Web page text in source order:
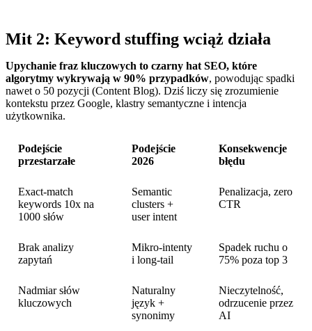
Mit 2: Keyword stuffing wciąż działa
Upychanie fraz kluczowych to czarny hat SEO, które
algorytmy wykrywają w 90% przypadków, powodując spadki
nawet o 50 pozycji (Content Blog). Dziś liczy się zrozumienie
kontekstu przez Google, klastry semantyczne i intencja
użytkownika.
Podejście
przestarzałe
Podejście
2026
Konsekwencje
błędu
Exact-match
keywords 10x na
1000 słów
Semantic
clusters +
user intent
Penalizacja, zero
CTR
Brak analizy
zapytań
Mikro-intenty
i long-tail
Spadek ruchu o
75% poza top 3
Nadmiar słów
kluczowych
Naturalny
język +
synonimy
Nieczytelność,
odrzucenie przez
AI